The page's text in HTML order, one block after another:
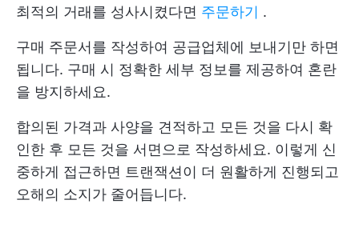
최적의 거래를 성사시켰다면 주문하기 .
구매 주문서를 작성하여 공급업체에 보내기만 하면
됩니다. 구매 시 정확한 세부 정보를 제공하여 혼란
을 방지하세요.
합의된 가격과 사양을 견적하고 모든 것을 다시 확
인한 후 모든 것을 서면으로 작성하세요. 이렇게 신
중하게 접근하면 트랜잭션이 더 원활하게 진행되고
오해의 소지가 줄어듭니다.